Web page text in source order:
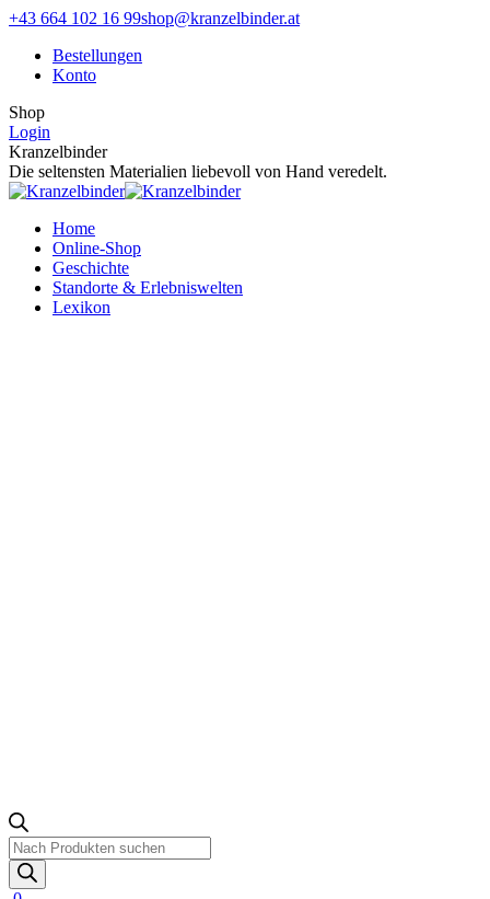
Zum
springen
Facebook
opens
window
Instagram
opens
window
+43 664 102 16 99shop@kranzelbinder.at
Bestellungen
Konto
Shop
Login
Kranzelbinder
Die seltensten Materialien liebevoll von Hand veredelt.
Home
Online-Shop
Geschichte
Standorte & Erlebniswelten
Lexikon
Products
search